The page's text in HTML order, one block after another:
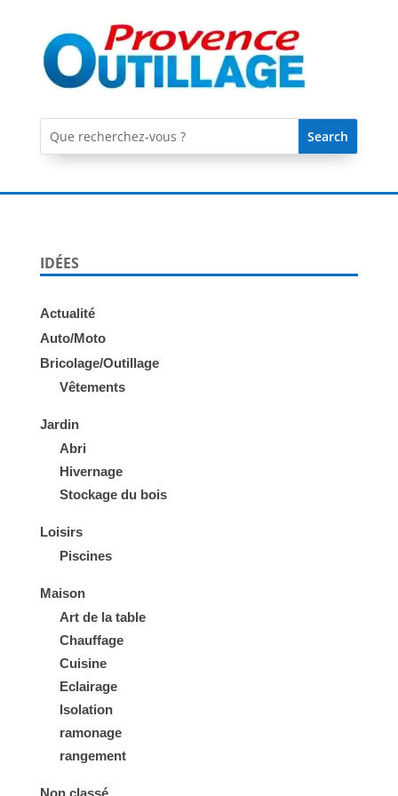
IDÉES
Actualité
Auto/Moto
Bricolage/Outillage
Vêtements
Jardin
Abri
Hivernage
Stockage du bois
Loisirs
Piscines
Maison
Art de la table
Chauffage
Cuisine
Eclairage
Isolation
ramonage
rangement
Non classé